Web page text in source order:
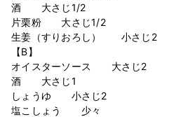
酒 大さじ1/2
片栗粉 大さじ1/2
生姜（すりおろし） 小さじ2
【B】
オイスターソース 大さじ2
酒 大さじ1
しょうゆ 小さじ2
塩こしょう 少々